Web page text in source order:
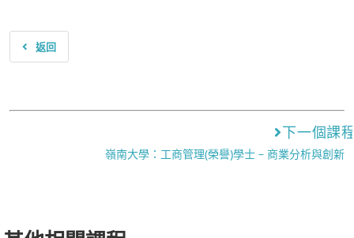
返回
下一個課
嶺南大學：工商管理(榮譽)學士 – 商業分析與創新